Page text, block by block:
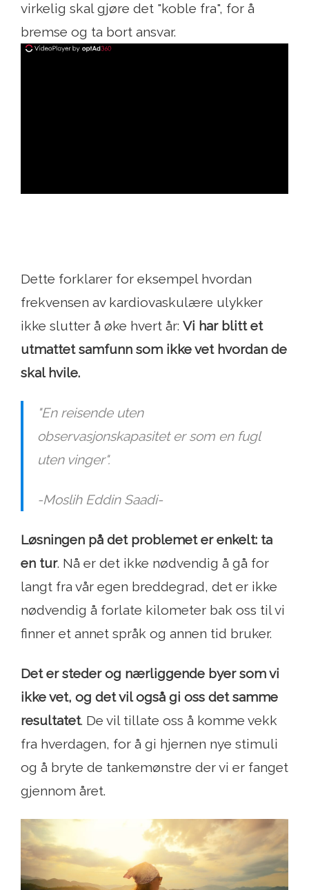
virkelig skal gjøre det "koble fra", for å
bremse og ta bort ansvar.
Dette forklarer for eksempel hvordan
frekvensen av kardiovaskulære ulykker
ikke slutter å øke hvert år: Vi har blitt et
utmattet samfunn som ikke vet hvordan de
skal hvile.
"En reisende uten
observasjonskapasitet er som en fugl
uten vinger".
-Moslih Eddin Saadi-
Løsningen på det problemet er enkelt: ta
en tur. Nå er det ikke nødvendig å gå for
langt fra vår egen breddegrad, det er ikke
nødvendig å forlate kilometer bak oss til vi
finner et annet språk og annen tid bruker.
Det er steder og nærliggende byer som vi
ikke vet, og det vil også gi oss det samme
resultatet. De vil tillate oss å komme vekk
fra hverdagen, for å gi hjernen nye stimuli
og å bryte de tankemønstre der vi er fanget
gjennom året.